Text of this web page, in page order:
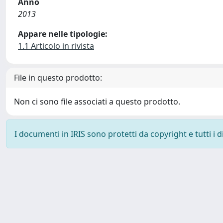
2013
Appare nelle tipologie:
1.1 Articolo in rivista
File in questo prodotto:
Non ci sono file associati a questo prodotto.
I documenti in IRIS sono protetti da copyright e tutti i